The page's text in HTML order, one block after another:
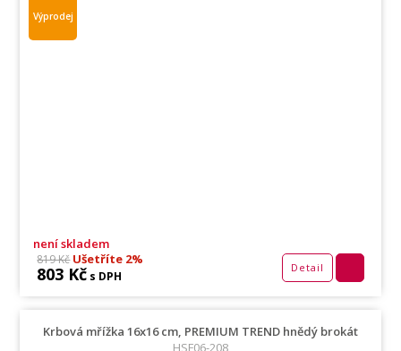
Výprodej
není skladem
819 KčUšetříte 2%
803 Kč s DPH
Detail
Krbová mřížka 16x16 cm, PREMIUM TREND hnědý brokát
HSF06-208